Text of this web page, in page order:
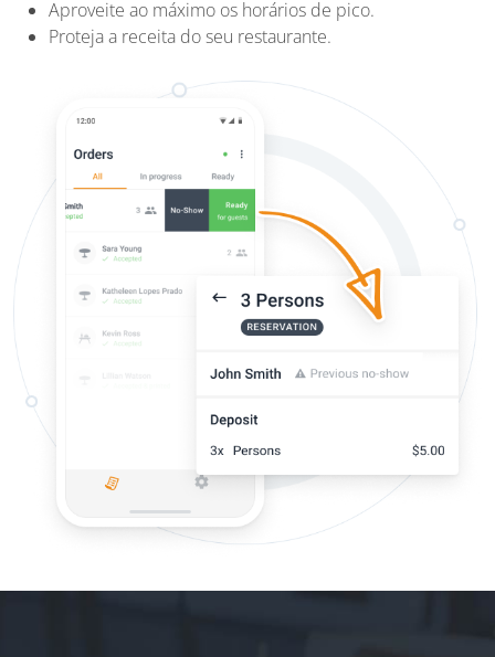
Aproveite ao máximo os horários de pico.
Proteja a receita do seu restaurante.